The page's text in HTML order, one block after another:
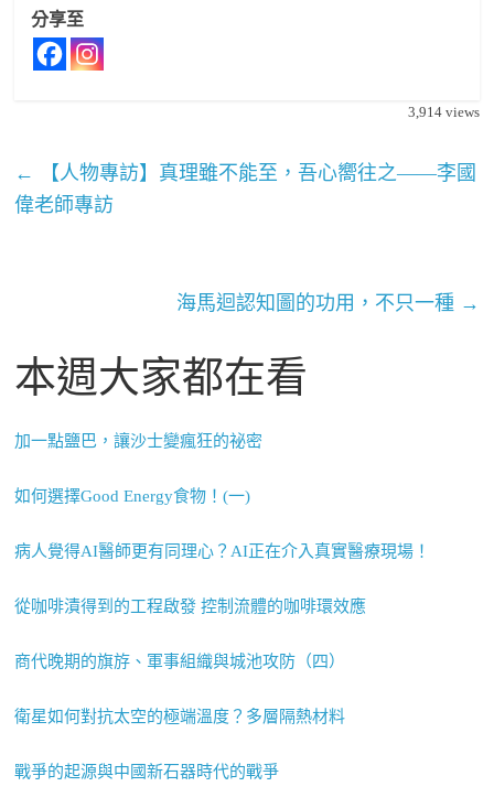
分享至
3,914views
←
【人物專訪】真理雖不能至，吾心嚮往之——李國
偉老師專訪
海馬迴認知圖的功用，不只一種 →
本週大家都在看
加一點鹽巴，讓沙士變瘋狂的祕密
如何選擇Good Energy食物！(一)
病人覺得AI醫師更有同理心？AI正在介入真實醫療現場！
從咖啡漬得到的工程啟發 控制流體的咖啡環效應
商代晚期的旗斿、軍事組織與城池攻防（四）
衛星如何對抗太空的極端溫度？多層隔熱材料
戰爭的起源與中國新石器時代的戰爭